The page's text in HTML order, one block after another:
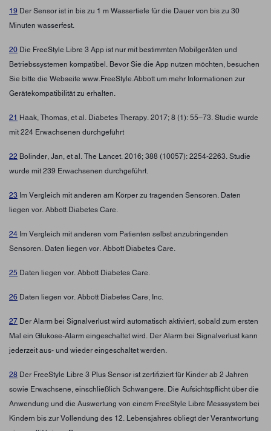
19 Der Sensor ist in bis zu 1 m Wassertiefe für die Dauer von bis zu 30
Minuten wasserfest.
20 Die FreeStyle Libre 3 App ist nur mit bestimmten Mobilgeräten und
Betriebssystemen kompatibel. Bevor Sie die App nutzen möchten, besuchen
Sie bitte die Webseite www.FreeStyle.Abbott um mehr Informationen zur
Gerätekompatibilität zu erhalten.
21 Haak, Thomas, et al. Diabetes Therapy. 2017; 8 (1): 55–73. Studie wurde
mit 224 Erwachsenen durchgeführt
22 Bolinder, Jan, et al. The Lancet. 2016; 388 (10057): 2254-2263. Studie
wurde mit 239 Erwachsenen durchgeführt.
23 Im Vergleich mit anderen am Körper zu tragenden Sensoren. Daten
liegen vor. Abbott Diabetes Care.
24 Im Vergleich mit anderen vom Patienten selbst anzubringenden
Sensoren. Daten liegen vor. Abbott Diabetes Care.
25 Daten liegen vor. Abbott Diabetes Care.
26 Daten liegen vor. Abbott Diabetes Care, Inc.
27 Der Alarm bei Signalverlust wird automatisch aktiviert, sobald zum ersten
Mal ein Glukose-Alarm eingeschaltet wird. Der Alarm bei Signalverlust kann
jederzeit aus- und wieder eingeschaltet werden.
28 Der FreeStyle Libre 3 Plus Sensor ist zertifiziert für Kinder ab 2 Jahren
sowie Erwachsene, einschließlich Schwangere. Die Aufsichtspflicht über die
Anwendung und die Auswertung von einem FreeStyle Libre Messsystem bei
Kindern bis zur Vollendung des 12. Lebensjahres obliegt der Verantwortung